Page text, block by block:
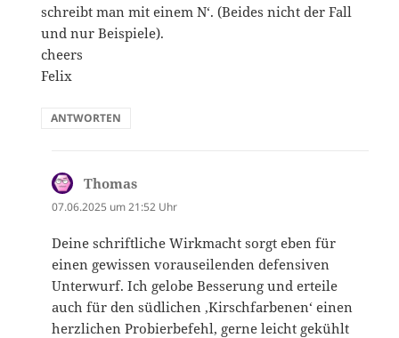
schreibt man mit einem N‘. (Beides nicht der Fall
und nur Beispiele).
cheers
Felix
ANTWORTEN
Thomas
07.06.2025 um 21:52 Uhr
Deine schriftliche Wirkmacht sorgt eben für
einen gewissen vorauseilenden defensiven
Unterwurf. Ich gelobe Besserung und erteile
auch für den südlichen ‚Kirschfarbenen‘ einen
herzlichen Probierbefehl, gerne leicht gekühlt